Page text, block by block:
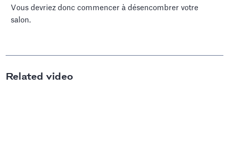
Vous devriez donc commencer à désencombrer votre
salon.
Related video